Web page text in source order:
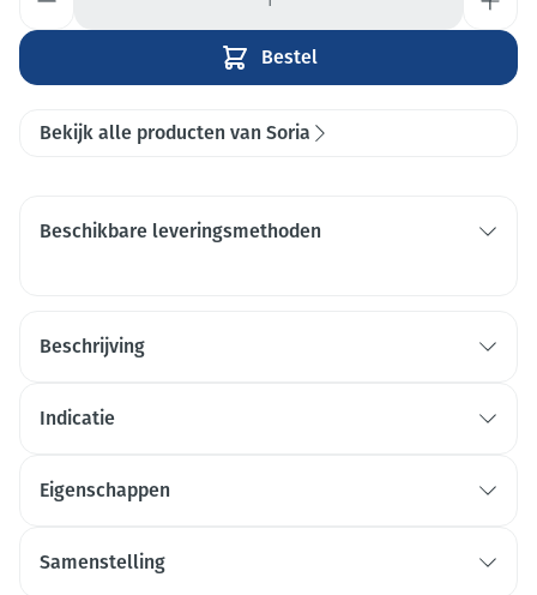
Bestel
Bekijk alle producten van Soria
Beschikbare leveringsmethoden
Beschrijving
Indicatie
Eigenschappen
Samenstelling